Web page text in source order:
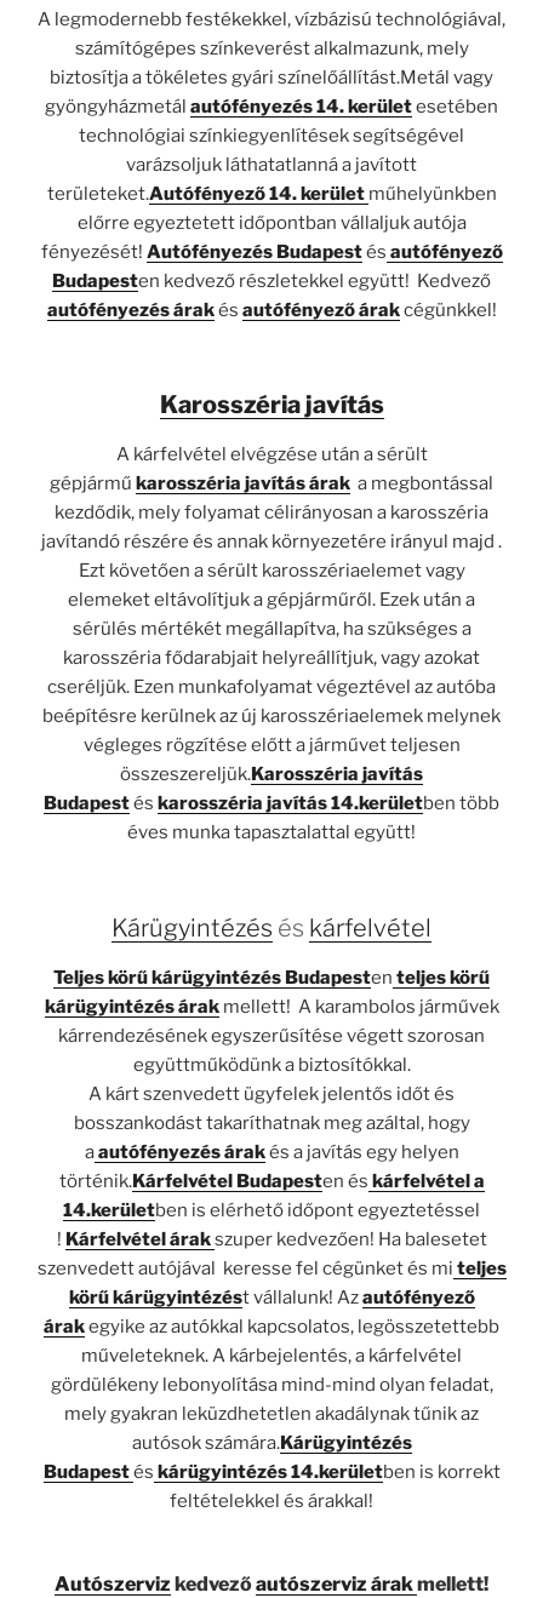
A legmodernebb festékekkel, vízbázisú technológiával,
számítógépes színkeverést alkalmazunk, mely
biztosítja a tökéletes gyári színelőállítást.Metál vagy
gyöngyházmetál autófényezés 14. kerületesetében
technológiai színkiegyenlítések segítségével
varázsoljuk láthatatlanná a javított
területeket.Autófényező 14. kerület műhelyünkben
előrre egyeztetett időpontban vállaljuk autója
fényezését! Autófényezés Budapestés autófényező
Budapesten kedvező részletekkel együtt! Kedvező
autófényezés árakés autófényező árakcégünkkel!
Karosszéria javítás
A kárfelvétel elvégzése után a sérült
gépjármű karosszéria javítás árak a megbontással
kezdődik, mely folyamat célirányosan a karosszéria
javítandó részére és annak környezetére irányul majd .
Ezt követően a sérült karosszériaelemet vagy
elemeket eltávolítjuk a gépjárműről. Ezek után a
sérülés mértékét megállapítva, ha szükséges a
karosszéria fődarabjait helyreállítjuk, vagy azokat
cseréljük. Ezen munkafolyamat végeztével az autóba
beépítésre kerülnek az új karosszériaelemek melynek
végleges rögzítése előtt a járművet teljesen
összeszereljük.Karosszéria javítás
Budapestés karosszéria javítás 14.kerületben több
éves munka tapasztalattal együtt!
Kárügyintézés és kárfelvétel
Teljes körű kárügyintézés Budapesten teljes körű
kárügyintézés árakmellett! A karambolos járművek
kárrendezésének egyszerűsítése végett szorosan
együttműködünk a biztosítókkal.
A kárt szenvedett ügyfelek jelentős időt és
bosszankodást takaríthatnak meg azáltal, hogy
aautófényezés árakés a javítás egy helyen
történik.Kárfelvétel Budapesten és kárfelvétel a
14.kerületben is elérhető időpont egyeztetéssel
! Kárfelvétel árakszuper kedvezően! Ha balesetet
szenvedett autójával keresse fel cégünket és mi teljes
körű kárügyintézést vállalunk! Azautófényező
árakegyike az autókkal kapcsolatos, legösszetettebb
műveleteknek. A kárbejelentés, a kárfelvétel
gördülékeny lebonyolítása mind-mind olyan feladat,
mely gyakran leküzdhetetlen akadálynak tűnik az
autósok számára.Kárügyintézés
Budapestés kárügyintézés 14.kerületben is korrekt
feltételekkel és árakkal!
Autószerviz kedvezőautószerviz árakmellett!